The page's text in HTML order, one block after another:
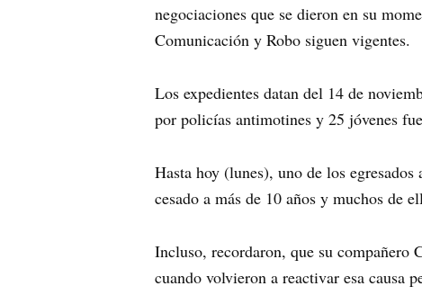
negociaciones que se dieron en su
Comunicación y Robo siguen vigentes.
Los expedientes datan del 14 de
por policías antimotines y 25 jóvenes
Hasta hoy (lunes), uno de los
cesado a más de 10 años y muchos de
Incluso, recordaron, que su compañero
cuando volvieron a reactivar esa causa